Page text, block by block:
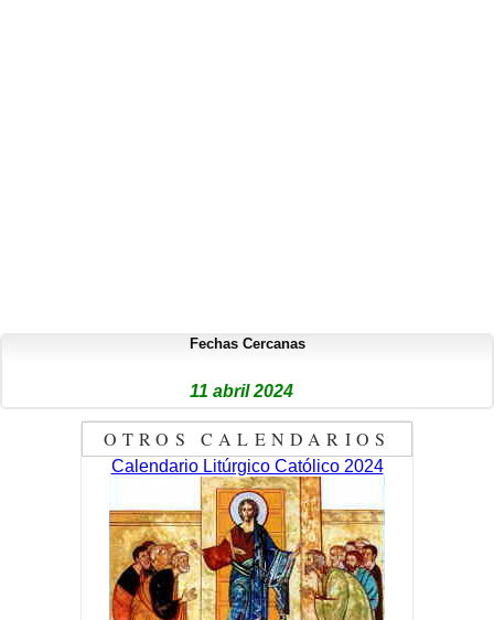
Fechas Cercanas
11 abril 2024
OTROS CALENDARIOS
Calendario Litúrgico Católico 2024